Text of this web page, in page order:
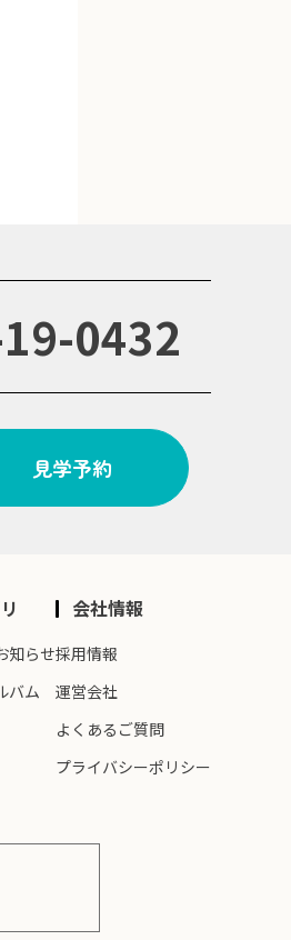
0432
見学予約
知らせ
バム
会社情報
採用情報
運営会社
よくあるご質問
プライバシーポリシー